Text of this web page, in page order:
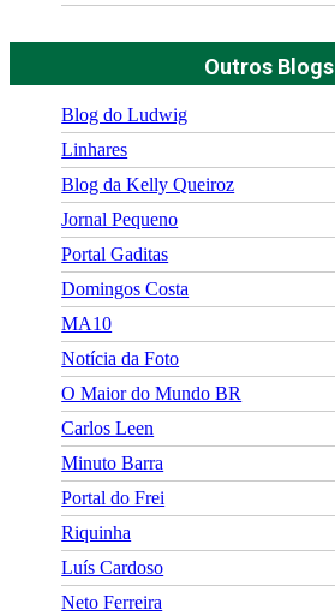
Outros Blogs
Blog do Ludwig
Linhares
Blog da Kelly Queiroz
Jornal Pequeno
Portal Gaditas
Domingos Costa
MA10
Notícia da Foto
O Maior do Mundo BR
Carlos Leen
Minuto Barra
Portal do Frei
Riquinha
Luís Cardoso
Neto Ferreira